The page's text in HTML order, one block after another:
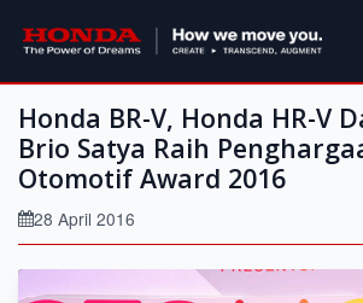
Honda BR-V, Honda HR-V
Brio Satya Raih
Otomotif Award 2016
28 April 2016